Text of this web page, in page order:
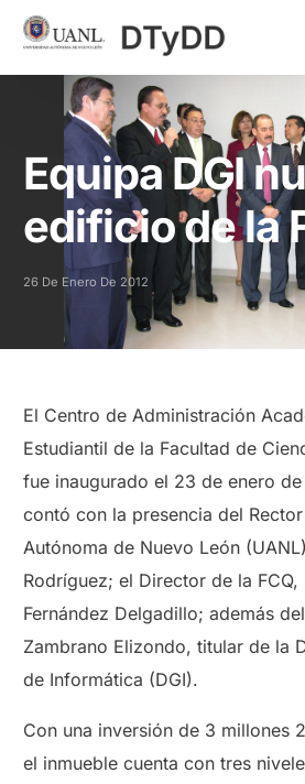
Equipa DGI
edificio de la
26 De Enero De 2012
El Centro de Administración
Estudiantil de la Facultad de
fue inaugurado el 23 de enero
contó con la presencia del
Autónoma de Nuevo León
Rodríguez; el Director de la
Fernández Delgadillo; además
Zambrano Elizondo, titular de la
de Informática (DGI).
Con una inversión de 3 millones
el inmueble cuenta con tres